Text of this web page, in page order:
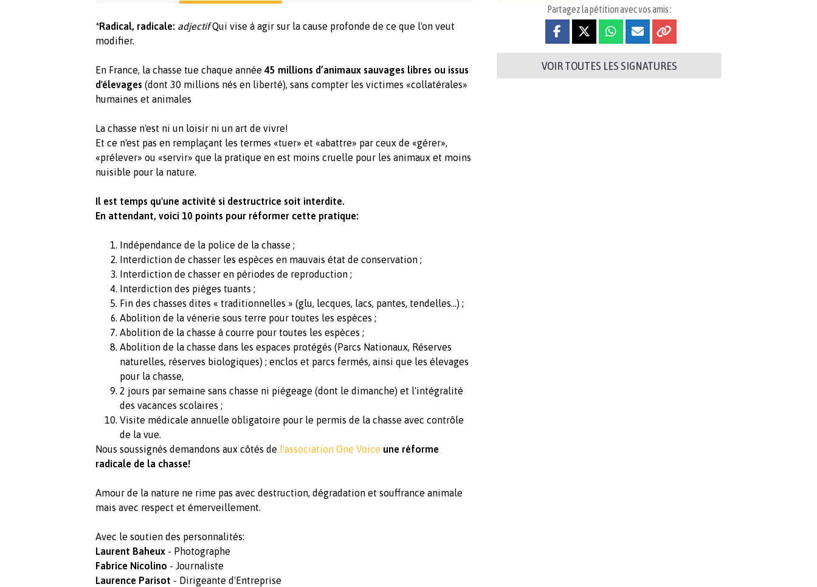
*Radical, radicale: adjectifQui vise à agir sur la cause profonde de ce que l'on veut
modifier.
En France, la chasse tue chaque année 45 millions d’animaux sauvages libres ou issus
d'élevages (dont 30 millions nés en liberté), sans compter les victimes «collatérales»
humaines et animales
La chasse n'est ni un loisir ni un art de vivre!
Et ce n'est pas en remplaçant les termes «tuer» et «abattre» par ceux de «gérer»,
«prélever» ou «servir» que la pratique en est moins cruelle pour les animaux et moins
nuisible pour la nature.
Il est temps qu'une activité si destructrice soit interdite.
En attendant, voici 10 points pour réformer cette pratique:
Indépendance de la police de la chasse ;
Interdiction de chasser les espèces en mauvais état de conservation ;
Interdiction de chasser en périodes de reproduction ;
Interdiction des pièges tuants ;
Fin des chasses dites « traditionnelles » (glu, lecques, lacs, pantes, tendelles…) ;
Abolition de la vénerie sous terre pour toutes les espèces ;
Abolition de la chasse à courre pour toutes les espèces ;
Abolition de la chasse dans les espaces protégés (Parcs Nationaux, Réserves
naturelles, réserves biologiques) ; enclos et parcs fermés, ainsi que les élevages
pour la chasse,
2 jours par semaine sans chasse ni piégeage (dont le dimanche) et l'intégralité
des vacances scolaires ;
Visite médicale annuelle obligatoire pour le permis de la chasse avec contrôle
de la vue.
Nous soussignés demandons aux côtés de l'association One Voice une réforme
radicale de la chasse!
Amour de la nature ne rime pas avec destruction, dégradation et souffrance animale
mais avec respect et émerveillement.
Avec le soutien des personnalités:
Laurent Baheux - Photographe
Fabrice Nicolino - Journaliste
Laurence Parisot - Dirigeante d'Entreprise
Partagez la pétition avec vos amis :
VOIR TOUTES LES SIGNATURES